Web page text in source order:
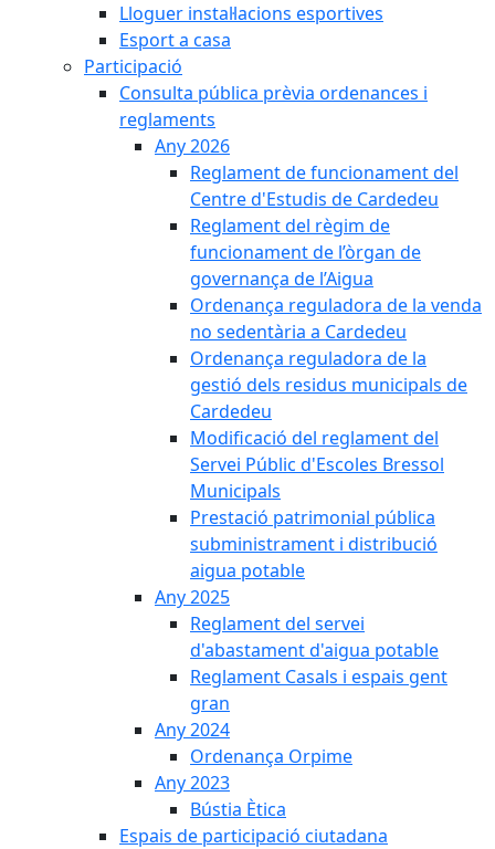
Lloguer instal·lacions esportives
Esport a casa
Participació
Consulta pública prèvia ordenances i
reglaments
Any 2026
Reglament de funcionament del
Centre d'Estudis de Cardedeu
Reglament del règim de
funcionament de l’òrgan de
governança de l’Aigua
Ordenança reguladora de la venda
no sedentària a Cardedeu
Ordenança reguladora de la
gestió dels residus municipals de
Cardedeu
Modificació del reglament del
Servei Públic d'Escoles Bressol
Municipals
Prestació patrimonial pública
subministrament i distribució
aigua potable
Any 2025
Reglament del servei
d'abastament d'aigua potable
Reglament Casals i espais gent
gran
Any 2024
Ordenança Orpime
Any 2023
Bústia Ètica
Espais de participació ciutadana